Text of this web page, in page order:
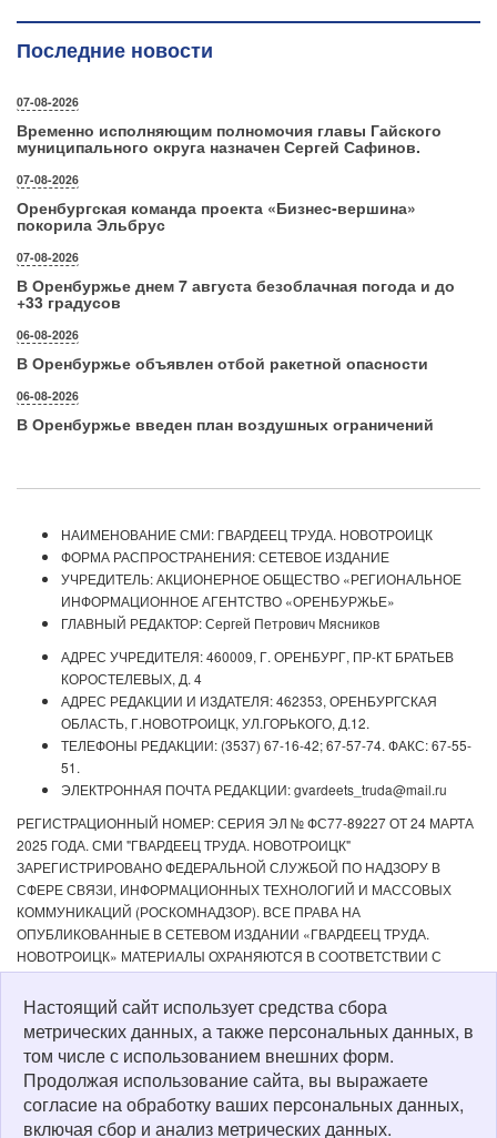
Последние новости
07-08-2026
Временно исполняющим полномочия главы Гайского
муниципального округа назначен Сергей Сафинов.
07-08-2026
Оренбургская команда проекта «Бизнес‑вершина»
покорила Эльбрус
07-08-2026
В Оренбуржье днем 7 августа безоблачная погода и до
+33 градусов
06-08-2026
В Оренбуржье объявлен отбой ракетной опасности
06-08-2026
В Оренбуржье введен план воздушных ограничений
НАИМЕНОВАНИЕ СМИ: ГВАРДЕЕЦ ТРУДА. НОВОТРОИЦК
ФОРМА РАСПРОСТРАНЕНИЯ: СЕТЕВОЕ ИЗДАНИЕ
УЧРЕДИТЕЛЬ: АКЦИОНЕРНОЕ ОБЩЕСТВО «РЕГИОНАЛЬНОЕ
ИНФОРМАЦИОННОЕ АГЕНТСТВО «ОРЕНБУРЖЬЕ»
ГЛАВНЫЙ РЕДАКТОР: Сергей Петрович Мясников
АДРЕС УЧРЕДИТЕЛЯ: 460009, Г. ОРЕНБУРГ, ПР-КТ БРАТЬЕВ
КОРОСТЕЛЕВЫХ, Д. 4
АДРЕС РЕДАКЦИИ И ИЗДАТЕЛЯ: 462353, ОРЕНБУРГСКАЯ
ОБЛАСТЬ, Г.НОВОТРОИЦК, УЛ.ГОРЬКОГО, Д.12.
ТЕЛЕФОНЫ РЕДАКЦИИ: (3537) 67-16-42; 67-57-74. ФАКС: 67-55-
51.
ЭЛЕКТРОННАЯ ПОЧТА РЕДАКЦИИ: gvardeets_truda@mail.ru
РЕГИСТРАЦИОННЫЙ НОМЕР: СЕРИЯ ЭЛ № ФС77-89227 ОТ 24 МАРТА
2025 ГОДА. СМИ "ГВАРДЕЕЦ ТРУДА. НОВОТРОИЦК"
ЗАРЕГИСТРИРОВАНО ФЕДЕРАЛЬНОЙ СЛУЖБОЙ ПО НАДЗОРУ В
СФЕРЕ СВЯЗИ, ИНФОРМАЦИОННЫХ ТЕХНОЛОГИЙ И МАССОВЫХ
КОММУНИКАЦИЙ (РОСКОМНАДЗОР). ВСЕ ПРАВА НА
ОПУБЛИКОВАННЫЕ В СЕТЕВОМ ИЗДАНИИ «ГВАРДЕЕЦ ТРУДА.
НОВОТРОИЦК» МАТЕРИАЛЫ ОХРАНЯЮТСЯ В СООТВЕТСТВИИ С
ЗАКОНОДАТЕЛЬСТВОМ РФ. ЛЮБОЕ ИСПОЛЬЗОВАНИЕ МАТЕРИАЛОВ
ДОПУСКАЕТСЯ ТОЛЬКО ПО СОГЛАСОВАНИЮ С РЕДАКЦИЕЙ С
ОБЯЗАТЕЛЬНОЙ АКТИВНОЙ ССЫЛКОЙ НА ИСТОЧНИК. РЕДАКЦИЯ НЕ
НЕСЕТ ОТВЕТСТВЕННОСТИ ЗА ДОСТОВЕРНОСТЬ РЕКЛАМНЫХ
МАТЕРИАЛОВ, РАЗМЕЩЕННЫХ В СЕТЕВОМ ИЗДАНИИ «ГВАРДЕЕЦ
ТРУДА. НОВОТРОИЦК», А ТАКЖЕ ЗА СОДЕРЖАНИЕ ВЕБ-САЙТОВ, НА
КОТОРЫЕ ДАНЫ ГИПЕРССЫЛКИ. ДЛЯ ДЕТЕЙ СТАРШЕ 16 ЛЕТ.
Настоящий сайт использует средства сбора
метрических данных, а также персональных данных, в
том числе с использованием внешних форм.
Продолжая использование сайта, вы выражаете
согласие на обработку ваших персональных данных,
включая сбор и анализ метрических данных.